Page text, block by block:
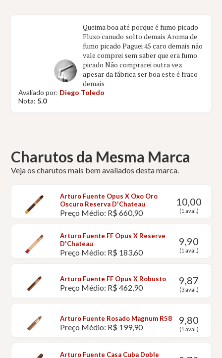
Queima boa até porque é fumo picado
Fluxo canudo solto demais Aroma de
fumo picado Paguei 45 caro demais não
vale comprei sem saber que era fumo
picado Não comprarei outra vez
apesar da fábrica ser boa este é fraco
demais
Avaliado por: Diego Toledo
Nota: 5.0
Charutos da Mesma Marca
Veja os charutos mais bem avaliados desta marca.
Arturo Fuente Opus X Oxo Oro
Oscuro Reserva D'Chateau
Preço Médio: R$ 660,90
10,00
(1 aval.)
Arturo Fuente FF Opus X Reserve
D'Chateau
Preço Médio: R$ 183,60
9,90
(1 aval.)
Arturo Fuente FF Opus X Robusto
Preço Médio: R$ 462,90
9,87
(3 aval.)
Arturo Fuente Rosado Magnum R58
Preço Médio: R$ 199,90
9,80
(1 aval.)
Arturo Fuente Casa Cuba Doble